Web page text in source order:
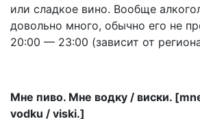
или сладкое вино. Вообще
довольно много, обычно его не
20:00 — 23:00 (зависит от
Мне пиво. Мне водку / виски.
vodku / viski.]